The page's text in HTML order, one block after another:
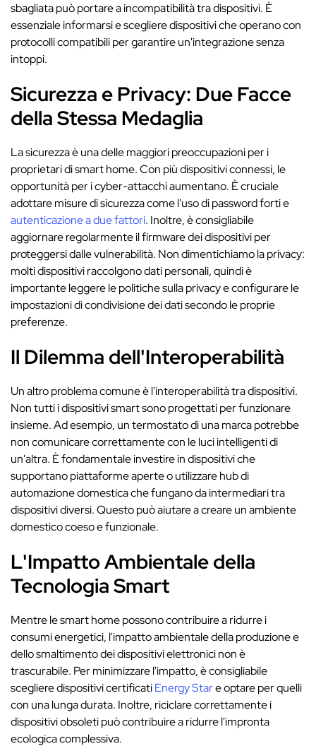
sbagliata può portare a incompatibilità tra dispositivi. È
essenziale informarsi e scegliere dispositivi che operano con
protocolli compatibili per garantire un'integrazione senza
intoppi.
Sicurezza e Privacy: Due Facce
della Stessa Medaglia
La sicurezza è una delle maggiori preoccupazioni per i
proprietari di smart home. Con più dispositivi connessi, le
opportunità per i cyber-attacchi aumentano. È cruciale
adottare misure di sicurezza come l'uso di password forti e
autenticazione a due fattori. Inoltre, è consigliabile
aggiornare regolarmente il firmware dei dispositivi per
proteggersi dalle vulnerabilità. Non dimentichiamo la privacy:
molti dispositivi raccolgono dati personali, quindi è
importante leggere le politiche sulla privacy e configurare le
impostazioni di condivisione dei dati secondo le proprie
preferenze.
Il Dilemma dell'Interoperabilità
Un altro problema comune è l'interoperabilità tra dispositivi.
Non tutti i dispositivi smart sono progettati per funzionare
insieme. Ad esempio, un termostato di una marca potrebbe
non comunicare correttamente con le luci intelligenti di
un'altra. È fondamentale investire in dispositivi che
supportano piattaforme aperte o utilizzare hub di
automazione domestica che fungano da intermediari tra
dispositivi diversi. Questo può aiutare a creare un ambiente
domestico coeso e funzionale.
L'Impatto Ambientale della
Tecnologia Smart
Mentre le smart home possono contribuire a ridurre i
consumi energetici, l'impatto ambientale della produzione e
dello smaltimento dei dispositivi elettronici non è
trascurabile. Per minimizzare l'impatto, è consigliabile
scegliere dispositivi certificatiEnergy Stare optare per quelli
con una lunga durata. Inoltre, riciclare correttamente i
dispositivi obsoleti può contribuire a ridurre l'impronta
ecologica complessiva.